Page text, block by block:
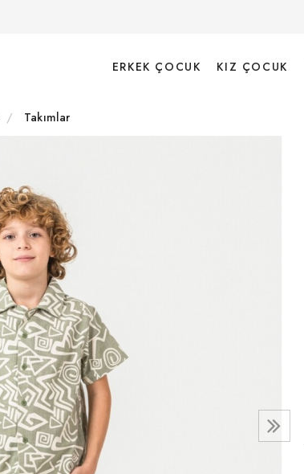
ERKEK ÇOCUK KIZ ÇOCUK
Takımlar